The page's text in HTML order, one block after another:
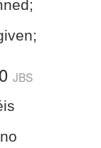
JBS